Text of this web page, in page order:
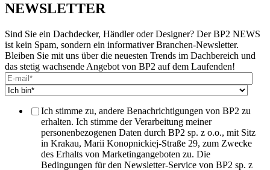
NEWSLETTER
Sind Sie ein Dachdecker, Händler oder Designer? Der BP2 NEWS
ist kein Spam, sondern ein informativer Branchen-Newsletter.
Bleiben Sie mit uns über die neuesten Trends im Dachbereich und
das stetig wachsende Angebot von BP2 auf dem Laufenden!
Ich stimme zu, andere Benachrichtigungen von BP2 zu
erhalten. Ich stimme der Verarbeitung meiner
personenbezogenen Daten durch BP2 sp. z o.o., mit Sitz
in Krakau, Marii Konopnickiej-Straße 29, zum Zwecke
des Erhalts von Marketingangeboten zu. Die
Bedingungen für den Newsletter-Service von BP2 sp. z